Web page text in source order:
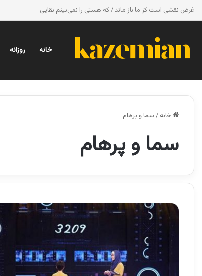
غرض نقشی است کز ما باز ماند / که هستی را نمی‌بینم بقایی
خانه روزانه
خانه / سما و پرهام
سما و پرهام